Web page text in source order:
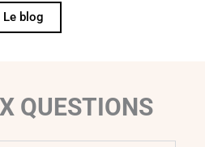
Le blog
QUESTIONS